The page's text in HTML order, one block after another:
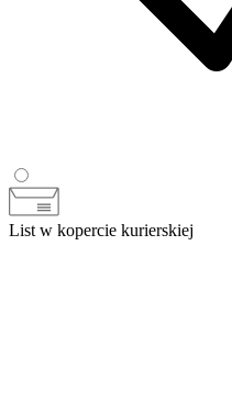
List w kopercie kurierskiej